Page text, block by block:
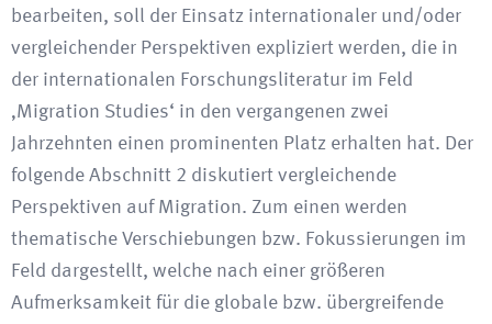
bearbeiten, soll der Einsatz internationaler und/oder
vergleichender Perspektiven expliziert werden, die in
der internationalen Forschungsliteratur im Feld
‚Migration Studies‘ in den vergangenen zwei
Jahrzehnten einen prominenten Platz erhalten hat. Der
folgende Abschnitt 2 diskutiert vergleichende
Perspektiven auf Migration. Zum einen werden
thematische Verschiebungen bzw. Fokussierungen im
Feld dargestellt, welche nach einer größeren
Aufmerksamkeit für die globale bzw. übergreifende